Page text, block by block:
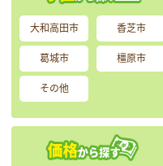
大和高田市 香芝市
葛城市 橿原市
その他